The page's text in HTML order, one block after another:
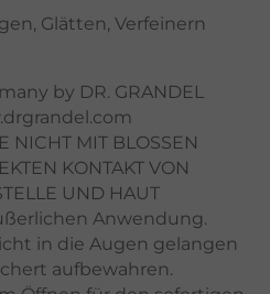
, Glätten, Verfeinern
by DR. GRANDEL
NICHT MIT BLOSSEN
KONTAKT VON
UND HAUT
Anwendung.
in die Augen gelangen
aufbewahren.